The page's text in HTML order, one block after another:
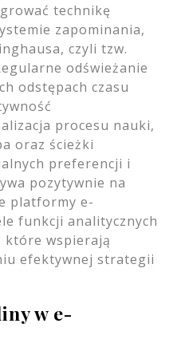
technikę
zapominania,
czyli tzw.
odświeżanie
odstępach czasu
procesu nauki,
oraz ścieżki
preferencji i
pozytywnie na
platformy e-
funkcji analitycznych
które wspierają
efektywnej strategii
w e-